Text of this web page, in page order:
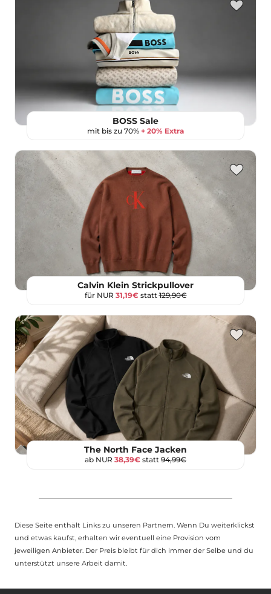
BOSS Sale
mit bis zu 70% + 20% Extra
Calvin Klein Strickpullover
für NUR 31,19€statt129,90€
The North Face Jacken
ab NUR 38,39€ statt 94,99€
Diese Seite enthält Links zu unseren Partnern. Wenn Du weiterklickst
und etwas kaufst, erhalten wir eventuell eine Provision vom
jeweiligen Anbieter. Der Preis bleibt für dich immer der Selbe und du
unterstützt unsere Arbeit damit.